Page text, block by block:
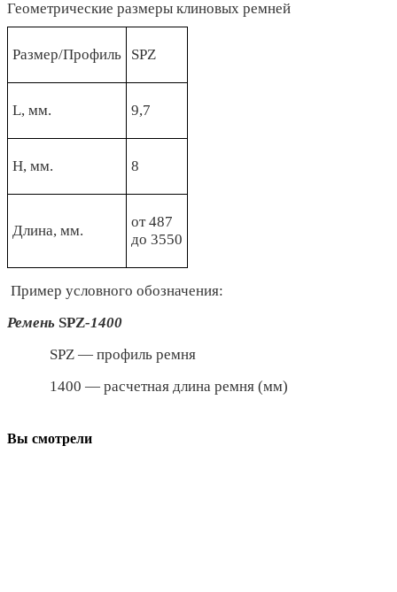
Геометрические размеры клиновых ремней
Размер/Профиль SPZ
L, мм. 9,7
Н, мм. 8
Длина, мм.
от 487
до 3550
Пример условного обозначения:
Ремень SPZ-1400
SPZ — профиль ремня
1400 — расчетная длина ремня (мм)
Вы смотрели